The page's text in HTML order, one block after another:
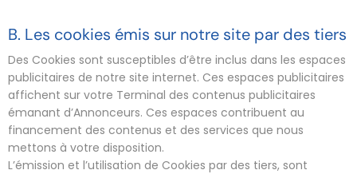
B. Les cookies émis sur notre site par des tiers
Des Cookies sont susceptibles d’être inclus dans les espaces
publicitaires de notre site internet. Ces espaces publicitaires
affichent sur votre Terminal des contenus publicitaires
émanant d’Annonceurs. Ces espaces contribuent au
financement des contenus et des services que nous
mettons à votre disposition.
L’émission et l’utilisation de Cookies par des tiers, sont